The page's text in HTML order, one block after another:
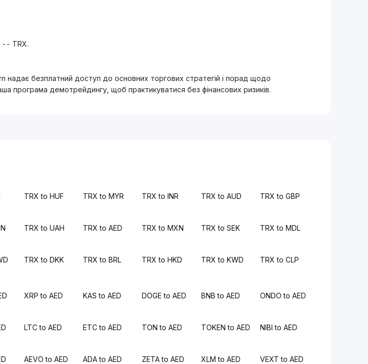
-- TRX.
надає безплатний доступ до основних торгових стратегій і порад щодо
програма демотрейдингу, щоб практикуватися без фінансових ризиків.
TRX to HUF TRX to MYR TRX to INR TRX to AUD TRX to GBP
TRX to UAH TRX to AED TRX to MXN TRX to SEK TRX to MDL
TRX to DKK TRX to BRL TRX to HKD TRX to KWD TRX to CLP
XRP to AED KAS to AED DOGE to AED BNB to AED ONDO to AED
LTC to AED ETC to AED TON to AED TOKEN to AED NIBI to AED
AEVO to AED ADA to AED ZETA to AED XLM to AED VEXT to AED